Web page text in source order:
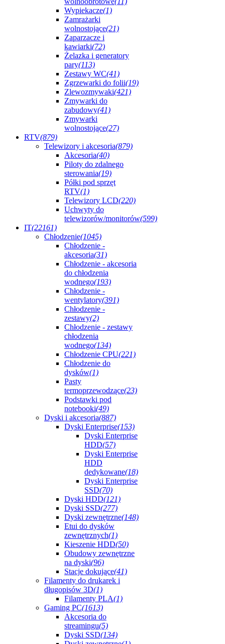
Wypiekacze(1)
Zamrażarki
wolnostojące(21)
Zaparzacze i
kawiarki(72)
Żelazka i generatory
pary(113)
Zestawy WC(41)
Zgrzewarki do folii(19)
Zlewozmywaki(421)
Zmywarki do
zabudowy(41)
Zmywarki
wolnostojące(27)
RTV(879)
Telewizory i akcesoria(879)
Akcesoria(40)
Piloty do zdalnego
sterowania(19)
Półki pod sprzęt
RTV(1)
Telewizory LCD(220)
Uchwyty do
telewizorów/monitorów(599)
IT(22161)
Chłodzenie(1045)
Chłodzenie -
akcesoria(31)
Chłodzenie - akcesoria
do chłodzenia
wodnego(193)
Chłodzenie -
wentylatory(391)
Chłodzenie -
zestawy(2)
Chłodzenie - zestawy
chłodzenia
wodnego(134)
Chłodzenie CPU(221)
Chłodzenie do
dysków(1)
Pasty
termoprzewodzące(23)
Podstawki pod
notebooki(49)
Dyski i akcesoria(887)
Dyski Enterprise(153)
Dyski Enterprise
HDD(57)
Dyski Enterprise
HDD
dedykowane(18)
Dyski Enterprise
SSD(70)
Dyski HDD(121)
Dyski SSD(277)
Dyski zewnętrzne(148)
Etui do dysków
zewnętrznych(1)
Kieszenie HDD(50)
Obudowy zewnętrzne
na dyski(96)
Stacje dokujące(41)
Filamenty do drukarek i
długopisów 3D(1)
Filamenty PLA(1)
Gaming PC(1613)
Akcesoria do
streamingu(5)
Dyski SSD(134)